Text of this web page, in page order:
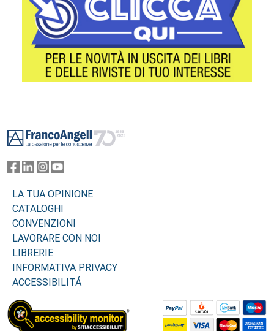
LA TUA OPINIONE
CATALOGHI
CONVENZIONI
LAVORARE CON NOI
LIBRERIE
INFORMATIVA PRIVACY
ACCESSIBILITÁ